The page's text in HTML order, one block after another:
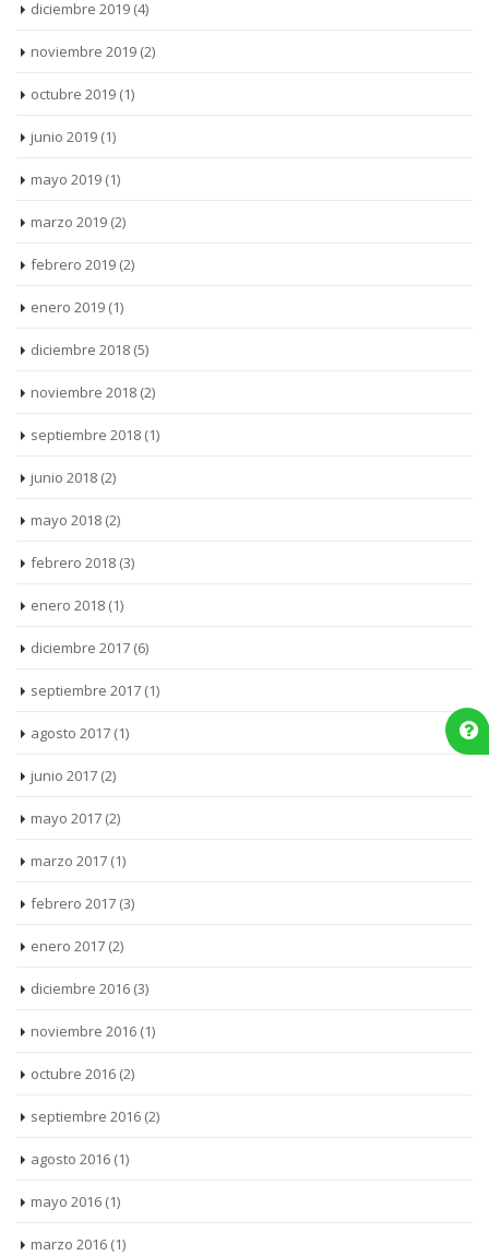
diciembre 2019 (4)
noviembre 2019 (2)
octubre 2019 (1)
junio 2019 (1)
mayo 2019 (1)
marzo 2019 (2)
febrero 2019 (2)
enero 2019 (1)
diciembre 2018 (5)
noviembre 2018 (2)
septiembre 2018 (1)
junio 2018 (2)
mayo 2018 (2)
febrero 2018 (3)
enero 2018 (1)
diciembre 2017 (6)
septiembre 2017 (1)
agosto 2017 (1)
junio 2017 (2)
mayo 2017 (2)
marzo 2017 (1)
febrero 2017 (3)
enero 2017 (2)
diciembre 2016 (3)
noviembre 2016 (1)
octubre 2016 (2)
septiembre 2016 (2)
agosto 2016 (1)
mayo 2016 (1)
marzo 2016 (1)